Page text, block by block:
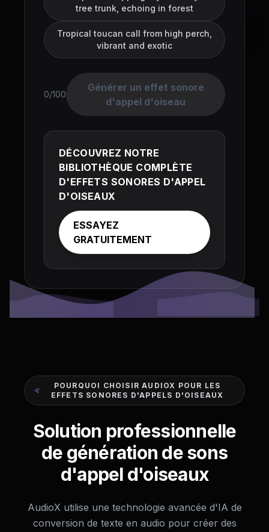
tree trunk, echoing in forest
Tropical toucan call from high perch,
vibrant and exotic
0/100
Générer un effet sonore
d'appel d'oiseau
DÉCOUVREZ NOTRE
BIBLIOTHÈQUE COMPLÈTE
D'EFFETS SONORES D'APPEL
D'OISEAUX
ESSAYEZ
GRATUITEMENT
POURQUOI CHOISIR AUDIOX POUR LES
EFFETS SONORES D'APPELS D'OISEAUX
Solution professionnelle
de génération de sons
d'appel d'oiseaux
AudioX utilise une technologie avancée d'IA de
conversion de texte en audio pour créer des